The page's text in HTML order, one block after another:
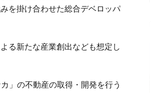
を掛け合わせた総合デベロッパ
る新たな産業創出なども想定し
」の不動産の取得・開発を行う